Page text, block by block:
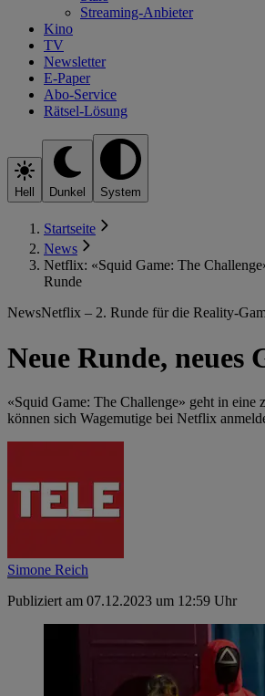
Streaming-Anbieter
Kino
TV
Newsletter
E-Paper
Abo-Service
Rätsel-Lösung
Hell Dunkel System
Startseite
News
Netflix: «Squid Game: The
Runde
NewsNetflix – 2. Runde für die Reality-
Neue Runde, neues
«Squid Game: The Challenge» geht in eine
können sich Wagemutige bei Netflix
Simone Reich
Publiziert am 07.12.2023 um 12:59 Uhr